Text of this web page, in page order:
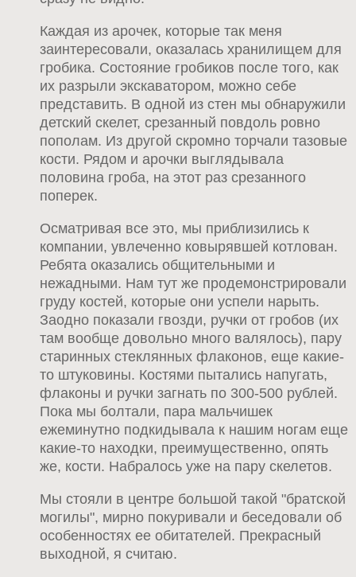
Каждая из арочек, которые так меня
заинтересовали, оказалась хранилищем для
гробика. Состояние гробиков после того, как
их разрыли экскаватором, можно себе
представить. В одной из стен мы обнаружили
детский скелет, срезанный повдоль ровно
пополам. Из другой скромно торчали тазовые
кости. Рядом и арочки выглядывала
половина гроба, на этот раз срезанного
поперек.
Осматривая все это, мы приблизились к
компании, увлеченно ковырявшей котлован.
Ребята оказались общительными и
нежадными. Нам тут же продемонстрировали
груду костей, которые они успели нарыть.
Заодно показали гвозди, ручки от гробов (их
там вообще довольно много валялось), пару
старинных стеклянных флаконов, еще какие-
то штуковины. Костями пытались напугать,
флаконы и ручки загнать по 300-500 рублей.
Пока мы болтали, пара мальчишек
ежеминутно подкидывала к нашим ногам еще
какие-то находки, преимущественно, опять
же, кости. Набралось уже на пару скелетов.
Мы стояли в центре большой такой "братской
могилы", мирно покуривали и беседовали об
особенностях ее обитателей. Прекрасный
выходной, я считаю.